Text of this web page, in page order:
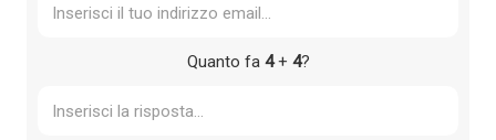
Quanto fa 4+ 4?